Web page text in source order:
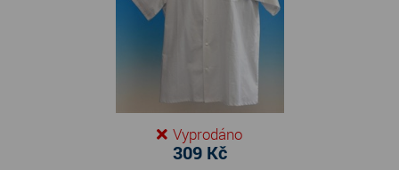
Vyprodáno
309 Kč